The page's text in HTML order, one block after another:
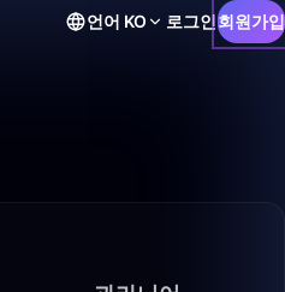
언어 KO 로그인회원가입